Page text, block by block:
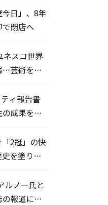
日」、8年
閉店へ
ネスコ世界
…芸術を通
ィ報告書
成果を公
2冠」の快
を塗り替
ルノー氏と
報道にフ